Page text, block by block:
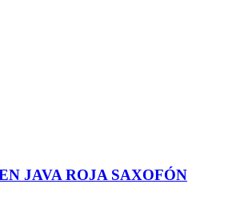
JAVA ROJA SAXOFÓN